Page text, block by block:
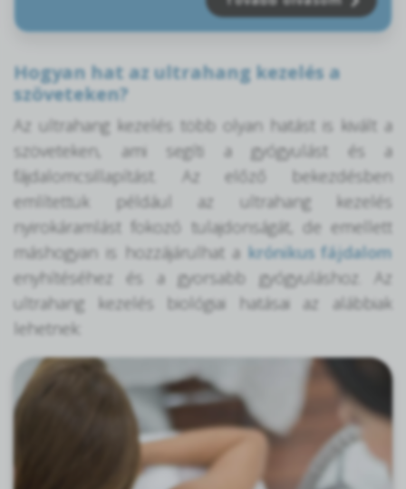
Hogyan hat az ultrahang kezelés a
szöveteken?
Az ultrahang kezelés több olyan hatást is kivált a
szöveteken, ami segíti a gyógyulást és a
fájdalomcsillapítást. Az előző bekezdésben
említettük például az ultrahang kezelés
nyirokáramlást fokozó tulajdonságát, de emellett
máshogyan is hozzájárulhat a krónikus fájdalom
enyhítéséhez és a gyorsabb gyógyuláshoz. Az
ultrahang kezelés biológiai hatásai az alábbiak
lehetnek: